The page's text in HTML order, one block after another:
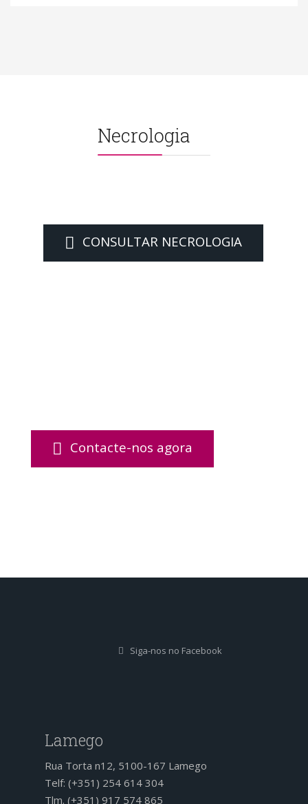
Necrologia
CONSULTAR NECROLOGIA
Contacte-nos agora
Siga-nos no Facebook
Lamego
Rua Torta n12, 5100-167 Lamego
Telf: (+351) 254 614 304
Tlm. (+351) 917 574 865